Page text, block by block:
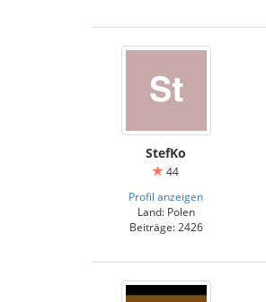
StefKo
44
Profil anzeigen
Land: Polen
Beiträge: 2426